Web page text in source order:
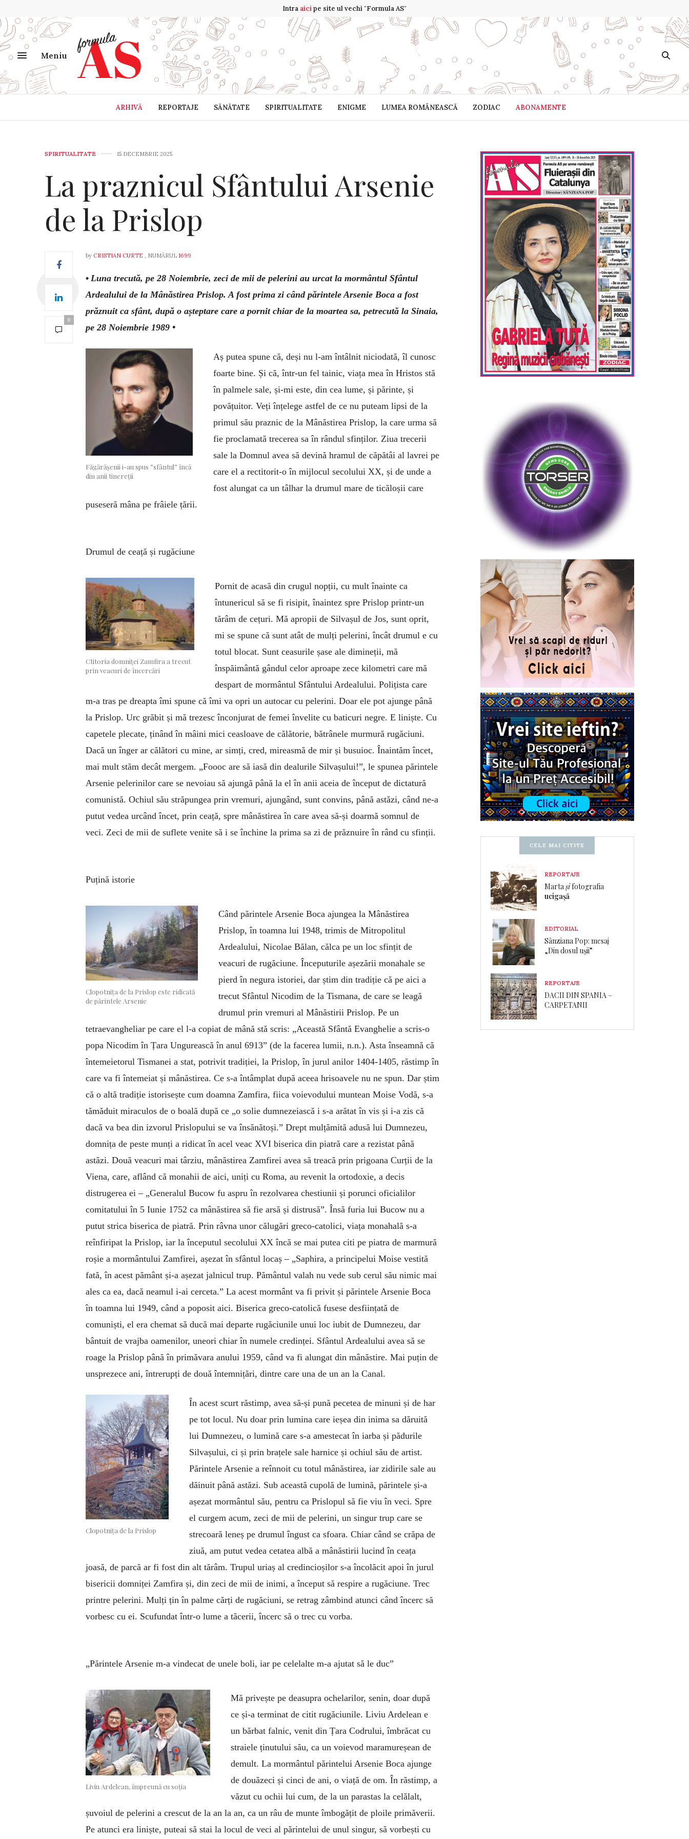
Intra aicipe site ul vechi "Formula AS"
Meniu
ARHIVĂ REPORTAJE SĂNĂTATE SPIRITUALITATE ENIGME LUMEA ROMÂNEASCĂ ZODIAC ABONAMENTE
SPIRITUALITATE 15 DECEMBRIE 2025
La praznicul Sfântului Arsenie
de la Prislop
0
by CRISTIAN CURTE , NUMĂRUL 1699
• Luna trecută, pe 28 Noiembrie, zeci de mii de pelerini au urcat la mormântul Sfântul
Ardealului de la Mânăstirea Prislop. A fost prima zi când părintele Arsenie Boca a fost
prăznuit ca sfânt, după o așteptare care a pornit chiar de la moartea sa, petrecută la Sinaia,
pe 28 Noiembrie 1989 •
Făgărășenii i-au spus ”sfântul” încă
din anii tinereții
Aș putea spune că, deși nu l-am întâlnit niciodată, îl cunosc
foarte bine. Și că, într-un fel tainic, viața mea în Hristos stă
în palmele sale, și-mi este, din cea lume, și părinte, și
povățuitor. Veți înțelege astfel de ce nu puteam lipsi de la
primul său praznic de la Mânăstirea Prislop, la care urma să
fie proclamată trecerea sa în rândul sfinților. Ziua trecerii
sale la Domnul avea să devină hramul de căpătâi al lavrei pe
care el a rectitorit-o în mijlocul secolului XX, și de unde a
fost alungat ca un tâlhar la drumul mare de ticăloșii care
puseseră mâna pe frâiele țării.
Drumul de ceață și rugăciune
Ctitoria domniței Zamfira a trecut
prin veacuri de încercări
Pornit de acasă din crugul nopții, cu mult înainte ca
întunericul să se fi risipit, înaintez spre Prislop printr-un
tărâm de cețuri. Mă apropii de Silvașul de Jos, sunt oprit,
mi se spune că sunt atât de mulți pelerini, încât drumul e cu
totul blocat. Sunt ceasurile șase ale dimineții, mă
înspăimântă gândul celor aproape zece kilometri care mă
despart de mormântul Sfântului Ardealului. Polițista care
m-a tras pe dreapta îmi spune că îmi va opri un autocar cu pelerini. Doar ele pot ajunge până
la Prislop. Urc grăbit și mă trezesc înconjurat de femei învelite cu baticuri negre. E liniște. Cu
capetele plecate, ținând în mâini mici ceasloave de călătorie, bătrânele murmură rugăciuni.
Dacă un înger ar călători cu mine, ar simți, cred, mireasmă de mir și busuioc. Înaintăm încet,
mai mult stăm decât mergem. „Foooc are să iasă din dealurile Silvașului!”, le spunea părintele
Arsenie pelerinilor care se nevoiau să ajungă până la el în anii aceia de început de dictatură
comunistă. Ochiul său străpungea prin vremuri, ajungând, sunt convins, până astăzi, când ne-a
putut vedea urcând încet, prin ceață, spre mânăstirea în care avea să-și doarmă somnul de
veci. Zeci de mii de suflete venite să i se închine la prima sa zi de prăznuire în rând cu sfinții.
Puțină istorie
Clopotnița de la Prislop este ridicată
de părintele Arsenie
Când părintele Arsenie Boca ajungea la Mânăstirea
Prislop, în toamna lui 1948, trimis de Mitropolitul
Ardealului, Nicolae Bălan, călca pe un loc sfințit de
veacuri de rugăciune. Începuturile așezării monahale se
pierd în negura istoriei, dar știm din tradiție că pe aici a
trecut Sfântul Nicodim de la Tismana, de care se leagă
drumul prin vremuri al Mânăstirii Prislop. Pe un
tetraevangheliar pe care el l-a copiat de mână stă scris: „Această Sfântă Evanghelie a scris-o
popa Nicodim în Țara Ungurească în anul 6913” (de la facerea lumii, n.n.). Asta înseamnă că
întemeietorul Tismanei a stat, potrivit tradiției, la Prislop, în jurul anilor 1404-1405, răstimp în
care va fi întemeiat și mânăstirea. Ce s-a întâmplat după aceea hrisoavele nu ne spun. Dar știm
că o altă tradiție istorisește cum doamna Zamfira, fiica voievodului muntean Moise Vodă, s-a
tămăduit miraculos de o boală după ce „o solie dumnezeiască i s-a arătat în vis și i-a zis că
dacă va bea din izvorul Prislopului se va însănătoși.” Drept mulțămită adusă lui Dumnezeu,
domnița de peste munți a ridicat în acel veac XVI biserica din piatră care a rezistat până
astăzi. Două veacuri mai târziu, mânăstirea Zamfirei avea să treacă prin prigoana Curții de la
Viena, care, aflând că monahii de aici, uniți cu Roma, au revenit la ortodoxie, a decis
distrugerea ei – „Generalul Bucow fu aspru în rezolvarea chestiunii și porunci oficialilor
comitatului în 5 Iunie 1752 ca mânăstirea să fie arsă și distrusă”. Însă furia lui Bucow nu a
putut strica biserica de piatră. Prin râvna unor călugări greco-catolici, viața monahală s-a
reînfiripat la Prislop, iar la începutul secolului XX încă se mai putea citi pe piatra de marmură
roșie a mormântului Zamfirei, așezat în sfântul locaș – „Saphira, a principelui Moise vestită
fată, în acest pământ și-a așezat jalnicul trup. Pământul valah nu vede sub cerul său nimic mai
ales ca ea, dacă neamul i-ai cerceta.” La acest mormânt va fi privit și părintele Arsenie Boca
în toamna lui 1949, când a poposit aici. Biserica greco-catolică fusese desființată de
comuniști, el era chemat să ducă mai departe rugăciunile unui loc iubit de Dumnezeu, dar
bântuit de vrajba oamenilor, uneori chiar în numele credinței. Sfântul Ardealului avea să se
roage la Prislop până în primăvara anului 1959, când va fi alungat din mânăstire. Mai puțin de
unsprezece ani, întrerupți de două întemnițări, dintre care una de un an la Canal.
Clopotnița de la Prislop
În acest scurt răstimp, avea să-și pună pecetea de minuni și de har
pe tot locul. Nu doar prin lumina care ieșea din inima sa dăruită
lui Dumnezeu, o lumină care s-a amestecat în iarba și pădurile
Silvașului, ci și prin brațele sale harnice și ochiul său de artist.
Părintele Arsenie a reînnoit cu totul mânăstirea, iar zidirile sale au
dăinuit până astăzi. Sub această cupolă de lumină, părintele și-a
așezat mormântul său, pentru ca Prislopul să fie viu în veci. Spre
el curgem acum, zeci de mii de pelerini, un singur trup care se
strecoară leneș pe drumul îngust ca sfoara. Chiar când se crăpa de
ziuă, am putut vedea cetatea albă a mânăstirii lucind în ceața
joasă, de parcă ar fi fost din alt tărâm. Trupul uriaș al credincioșilor s-a încolăcit apoi în jurul
bisericii domniței Zamfira și, din zeci de mii de inimi, a început să respire a rugăciune. Trec
printre pelerini. Mulți țin în palme cărți de rugăciuni, se retrag zâmbind atunci când încerc să
vorbesc cu ei. Scufundat într-o lume a tăcerii, încerc să o trec cu vorba.
„Părintele Arsenie m-a vindecat de unele boli, iar pe celelalte m-a ajutat să le duc”
Liviu Ardelean, împreună cu soția
Mă privește pe deasupra ochelarilor, senin, doar după
ce și-a terminat de citit rugăciunile. Liviu Ardelean e
un bărbat falnic, venit din Țara Codrului, îmbrăcat cu
straiele ținutului său, ca un voievod maramureșean de
demult. La mormântul părintelui Arsenie Boca ajunge
de douăzeci și cinci de ani, o viață de om. În răstimp, a
văzut cu ochii lui cum, de la un parastas la celălalt,
șuvoiul de pelerini a crescut de la an la an, ca un râu de munte îmbogățit de ploile primăverii.
Pe atunci era liniște, puteai să stai la locul de veci al părintelui de unul singur, să vorbești cu
CELE MAI CITITE
REPORTAJE
Martașifotografia
ucigașă
EDITORIAL
Sânziana Pop: mesaj
„Din dosul ușii”
REPORTAJE
DACII DIN SPANIA –
CARPETANII